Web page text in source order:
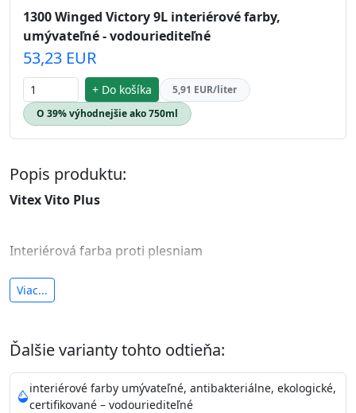
1300 Winged Victory 9L interiérové farby,
umývateľné - vodouriediteľné
53,23 EUR
+ Do košíka
5,91 EUR/liter
O 39% výhodnejšie ako 750ml
Popis produktu:
Vitex Vito Plus
Interiérová farba proti plesniam
antibakteriálna a umývateľná
Je interiérová protiplesňová farba s iónmi
Vďaka svojmu špeciálnemu zloženiu
znižuje (o 99,9%) množstvo baktérií na povrchu náteru.
Preto jevhodná na nátery priestor s
Viac...
Ďalšie varianty tohto odtieňa:
interiérové farby umývateľné, antibakteriálne, ekologické,
certifikované – vodouriediteľné